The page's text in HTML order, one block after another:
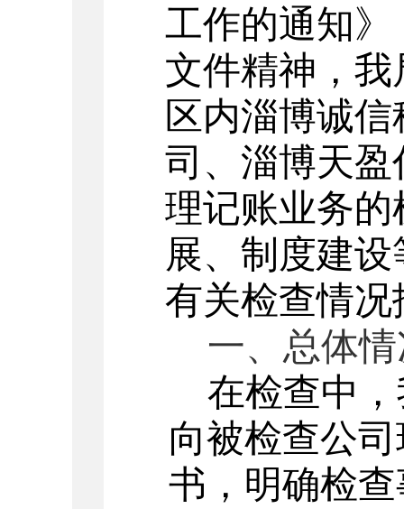
工作的通知》
文件精神，
区内淄博诚
司、淄博天
理记账业务
展、制度建
有关检查情况
一、总体
在检查中
向被检查公
书，明确检